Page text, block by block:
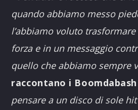
quando abbiamo messo
l’abbiamo voluto
forza e in un messaggio
quello che abbiamo sempre
raccontano i Boomdabash
pensare a un disco di sole